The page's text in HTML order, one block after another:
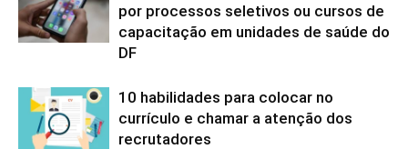
por processos seletivos ou cursos de
capacitação em unidades de saúde do
DF
10 habilidades para colocar no
currículo e chamar a atenção dos
recrutadores